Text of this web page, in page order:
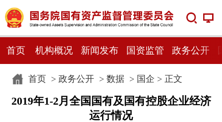
首页 机构概况 新闻发布 国资监管 政务公开
首页> 政务公开> 数据> 国企 > 正文
2019年1-2月全国国有及国有控股企业经济
运行情况